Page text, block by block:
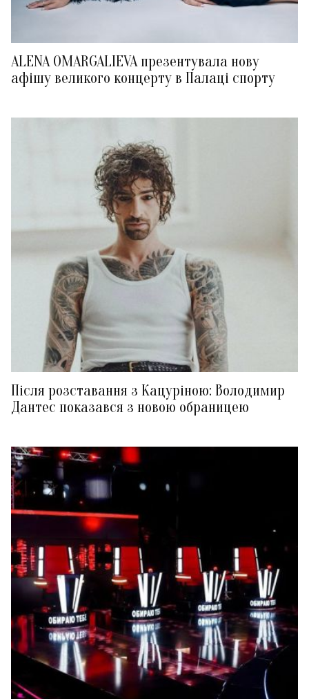
ALENA OMARGALIEVA презентувала нову
афішу великого концерту в Палаці спорту
Після розставання з Кацуріною: Володимир
Дантес показався з новою обраницею